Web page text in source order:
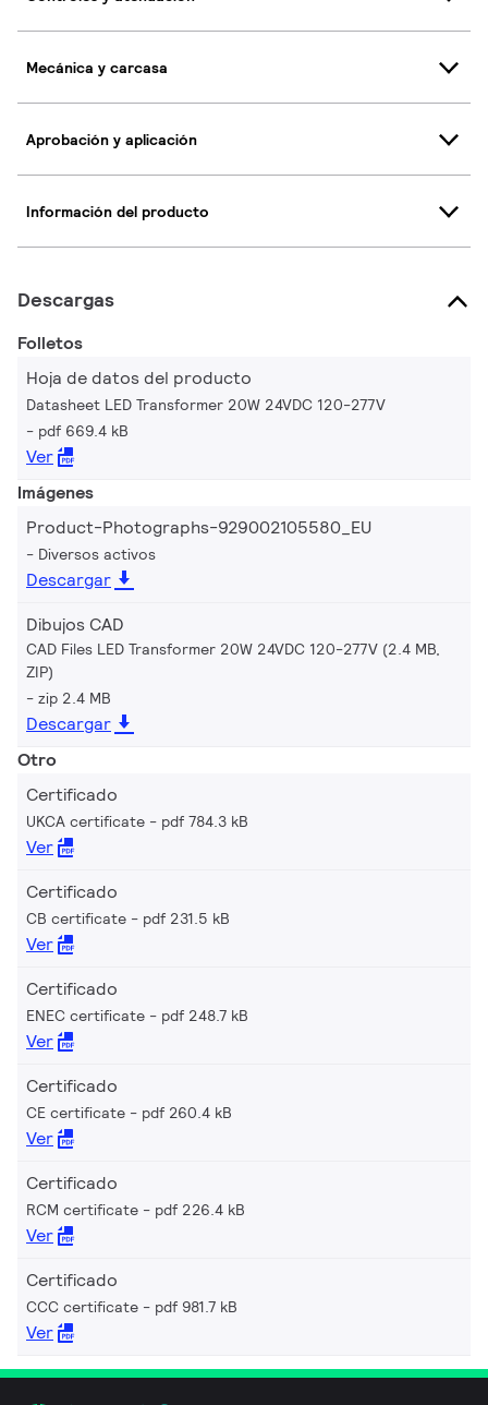
Mecánica y carcasa
Aprobación y aplicación
Información del producto
Descargas
Folletos
Hoja de datos del producto
Datasheet LED Transformer 20W 24VDC 120-277V
pdf 669.4 kB
Ver
Imágenes
Product-Photographs-929002105580_EU
Diversos activos
Descargar
Dibujos CAD
CAD Files LED Transformer 20W 24VDC 120-277V (2.4 MB,
ZIP)
zip 2.4 MB
Descargar
Otro
Certificado
UKCA certificate pdf 784.3 kB
Ver
Certificado
CB certificate pdf 231.5 kB
Ver
Certificado
ENEC certificate pdf 248.7 kB
Ver
Certificado
CE certificate pdf 260.4 kB
Ver
Certificado
RCM certificate pdf 226.4 kB
Ver
Certificado
CCC certificate pdf 981.7 kB
Ver